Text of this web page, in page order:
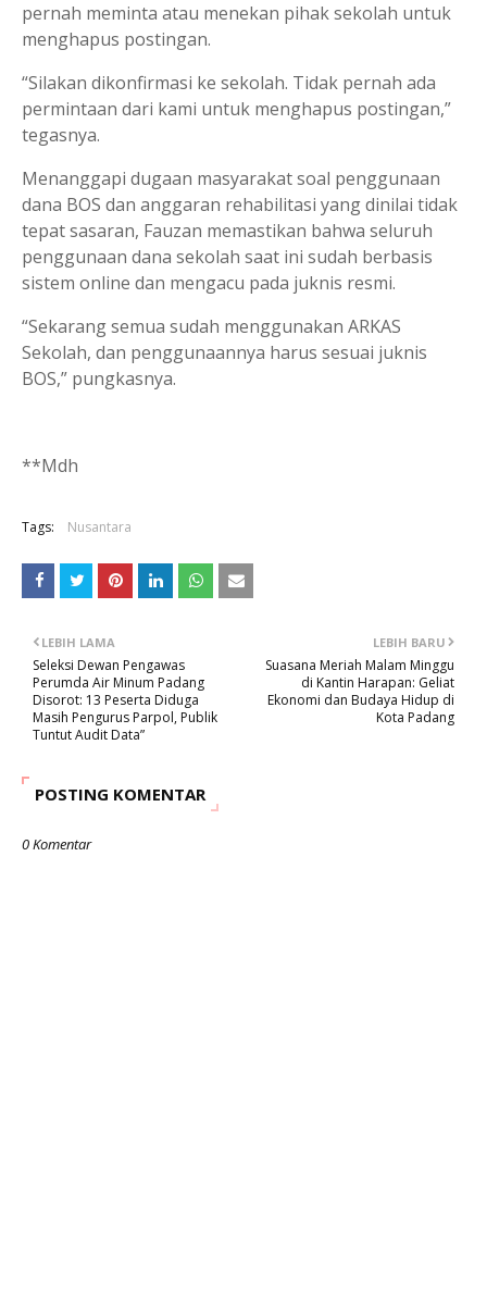
pernah meminta atau menekan pihak sekolah untuk
menghapus postingan.
“Silakan dikonfirmasi ke sekolah. Tidak pernah ada
permintaan dari kami untuk menghapus postingan,”
tegasnya.
Menanggapi dugaan masyarakat soal penggunaan
dana BOS dan anggaran rehabilitasi yang dinilai tidak
tepat sasaran, Fauzan memastikan bahwa seluruh
penggunaan dana sekolah saat ini sudah berbasis
sistem online dan mengacu pada juknis resmi.
“Sekarang semua sudah menggunakan ARKAS
Sekolah, dan penggunaannya harus sesuai juknis
BOS,” pungkasnya.
**Mdh
Tags: Nusantara
LEBIH BARU
Suasana Meriah Malam Minggu
di Kantin Harapan: Geliat
Ekonomi dan Budaya Hidup di
Kota Padang
LEBIH LAMA
Seleksi Dewan Pengawas
Perumda Air Minum Padang
Disorot: 13 Peserta Diduga
Masih Pengurus Parpol, Publik
Tuntut Audit Data”
POSTING KOMENTAR
0 Komentar